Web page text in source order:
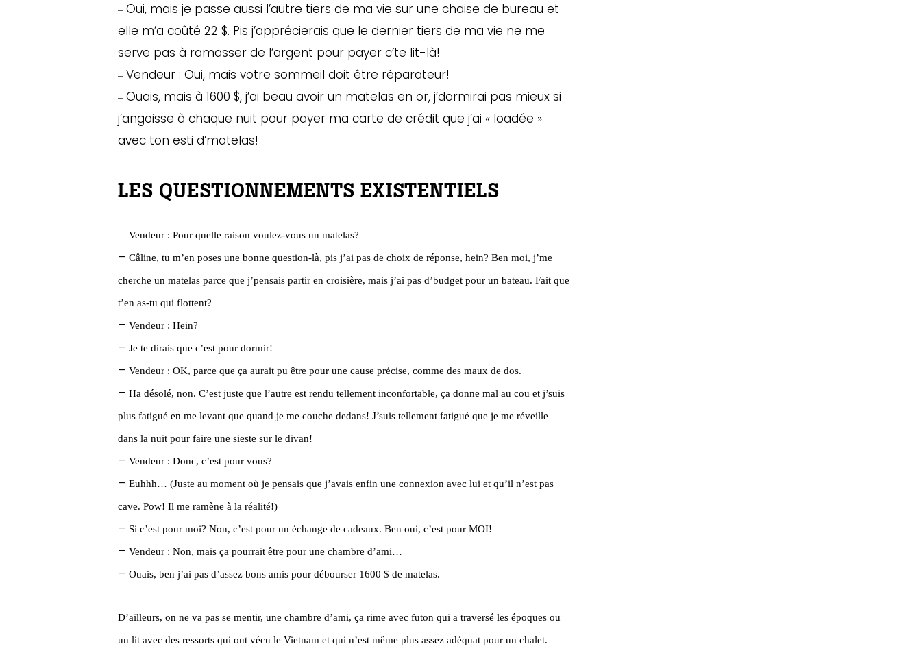
–Oui, mais je passe aussi l’autre tiers de ma vie sur une chaise de bureau et
elle m’a coûté 22 $. Pis j’apprécierais que le dernier tiers de ma vie ne me
serve pas à ramasser de l’argent pour payer c’te lit-là!
–Vendeur : Oui, mais votre sommeil doit être réparateur!
–Ouais, mais à 1600 $, j’ai beau avoir un matelas en or, j’dormirai pas mieux si
j’angoisse à chaque nuit pour payer ma carte de crédit que j’ai « loadée »
avec ton esti d’matelas!
LES QUESTIONNEMENTS EXISTENTIELS
– Vendeur : Pour quelle raison voulez-vous un matelas?
– Câline, tu m’en poses une bonne question-là, pis j’ai pas de choix de réponse, hein? Ben moi, j’me
cherche un matelas parce que j’pensais partir en croisière, mais j’ai pas d’budget pour un bateau. Fait que
t’en as-tu qui flottent?
– Vendeur : Hein?
– Je te dirais que c’est pour dormir!
– Vendeur : OK, parce que ça aurait pu être pour une cause précise, comme des maux de dos.
– Ha désolé, non. C’est juste que l’autre est rendu tellement inconfortable, ça donne mal au cou et j’suis
plus fatigué en me levant que quand je me couche dedans! J’suis tellement fatigué que je me réveille
dans la nuit pour faire une sieste sur le divan!
– Vendeur : Donc, c’est pour vous?
– Euhhh… (Juste au moment où je pensais que j’avais enfin une connexion avec lui et qu’il n’est pas
cave. Pow! Il me ramène à la réalité!)
– Si c’est pour moi? Non, c’est pour un échange de cadeaux. Ben oui, c’est pour MOI!
– Vendeur : Non, mais ça pourrait être pour une chambre d’ami…
– Ouais, ben j’ai pas d’assez bons amis pour débourser 1600 $ de matelas.
D’ailleurs, on ne va pas se mentir, une chambre d’ami, ça rime avec futon qui a traversé les époques ou
un lit avec des ressorts qui ont vécu le Vietnam et qui n’est même plus assez adéquat pour un chalet.